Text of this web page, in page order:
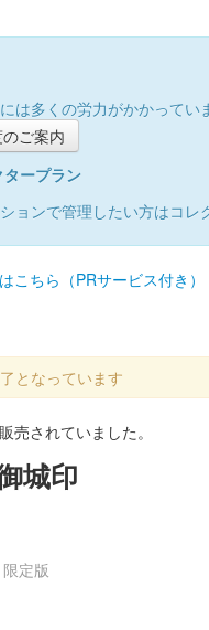
は多くの労力がかかって
ご案内
ープラン
ョンで管理したい方はコレ
こちら（PRサービス付き）
となっています
売されていました。
城印
定版